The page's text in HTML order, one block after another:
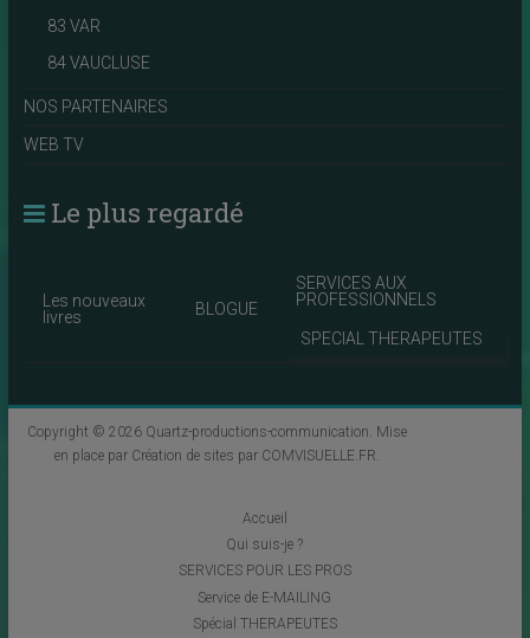
83 VAR
84 VAUCLUSE
NOS PARTENAIRES
WEB TV
Le plus regardé
Les nouveaux
livres
BLOGUE
SERVICES AUX
PROFESSIONNELS
SPECIAL THERAPEUTES
Copyright © 2026 Quartz-productions-communication. Mise
en place par Création de sites par COMVISUELLE.FR.
Accueil
Qui suis-je ?
SERVICES POUR LES PROS
Service de E-MAILING
Spécial THERAPEUTES